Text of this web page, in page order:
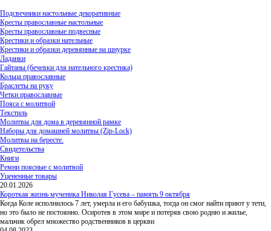
Подсвечники настольные декоративные
Кресты православные настольные
Кресты православные подвесные
Крестики и образки нательные
Крестики и образки деревянные на шнурке
Ладанки
Гайтаны (бечевки для нательного крестика)
Кольца православные
Браслеты на руку
Четки православные
Пояса с молитвой
Текстиль
Молитвы для дома в деревянной рамке
Наборы для домашней молитвы (Zip-Lock)
Молитвы на бересте.
Свидетельства
Книги
Ремни поясные с молитвой
Уцененные товары
20.01.2026
Короткая жизнь мученика Николая Гусева – память 9 октября
Когда Коле исполнилось 7 лет, умерла и его бабушка, тогда он смог найти приют у тети,
но это было не постоянно. Осиротев в этом мире и потеряв свою родню и жилье,
мальчик обрел множество родственников в церкви